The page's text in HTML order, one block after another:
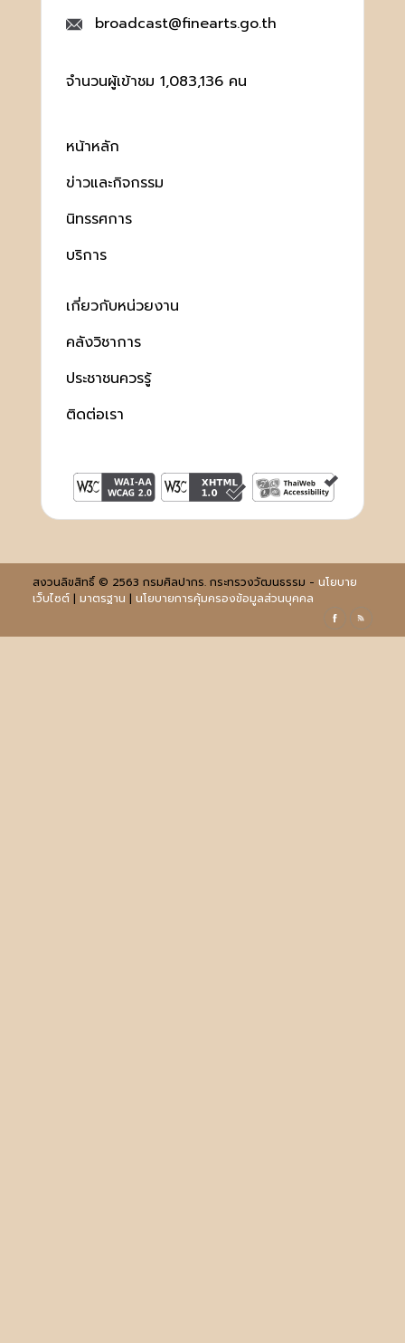
broadcast@finearts.go.th
จำนวนผู้เข้าชม 1,083,136 คน
หน้าหลัก
ข่าวและกิจกรรม
นิทรรศการ
บริการ
เกี่ยวกับหน่วยงาน
คลังวิชาการ
ประชาชนควรรู้
ติดต่อเรา
สงวนลิขสิทธิ์ © 2563 กรมศิลปากร. กระทรวงวัฒนธรรม - นโยบาย
เว็บไซต์| มาตรฐาน | นโยบายการคุ้มครองข้อมูลส่วนบุคคล